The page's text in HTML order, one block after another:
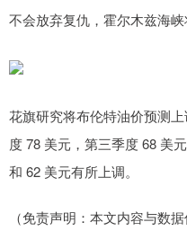
不会放弃复仇，霍尔木兹海峡
花旗研究将布伦特油价预测
度 78 美元，第三季度 68 美
和 62 美元有所上调。
（免责声明：本文内容与数